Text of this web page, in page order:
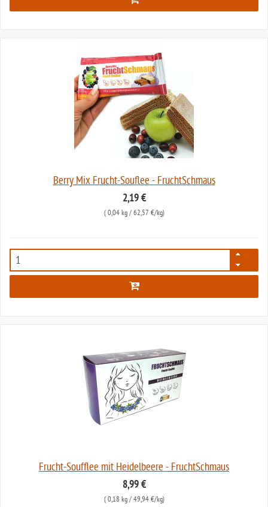
Berry Mix Frucht-Souflee - FruchtSchmaus
2,19 €
( 0,04 kg/ 62,57 €/kg)
7488
Frucht-Soufflee mit Heidelbeere - FruchtSchmaus
8,99 €
( 0,18 kg/ 49,94 €/kg)